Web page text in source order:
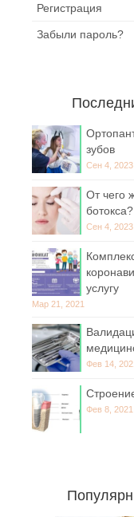
Регистрация
Забыли пароль?
зубов
Сен 4, 2023
От чего
ботокса?
Сен 4, 2023
услугу
Мар 21, 2021
Фев 14,
Фев 8, 2021